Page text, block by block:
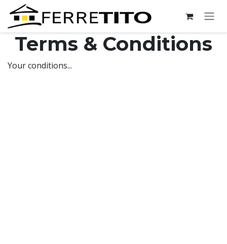
Ir al contenido
Terms & Conditions
Your conditions...